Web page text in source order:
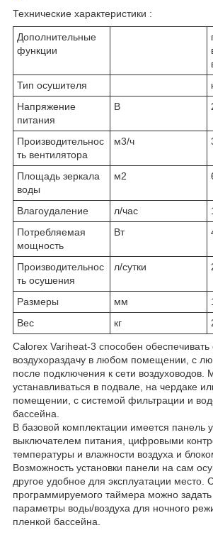
Технические характеристики :
Дополнительные
функции
Тип осушителя
Напряжение
питания
В
Производительнос
ть вентилятора
м3/ч
Площадь зеркала
воды
м2
Влагоудаление л/час
Потребляемая
мощность
Вт
Производительнос
ть осушения
л/сутки
Размеры мм
Вес
кг
Calorex Variheat-3 способен
воздухораздачу в любом помещении, с
после подключения к сети воздуховодов.
устанавливаться в подвале, на чердаке
помещении, с системой фильтрации и
бассейна.
В базовой комплектации имеется панель
выключателем питания, цифровыми
температуры и влажности воздуха и
Возможность установки панели на сам
другое удобное для эксплуатации
программируемого таймера можно
параметры воды/воздуха для ночного
пленкой бассейна.